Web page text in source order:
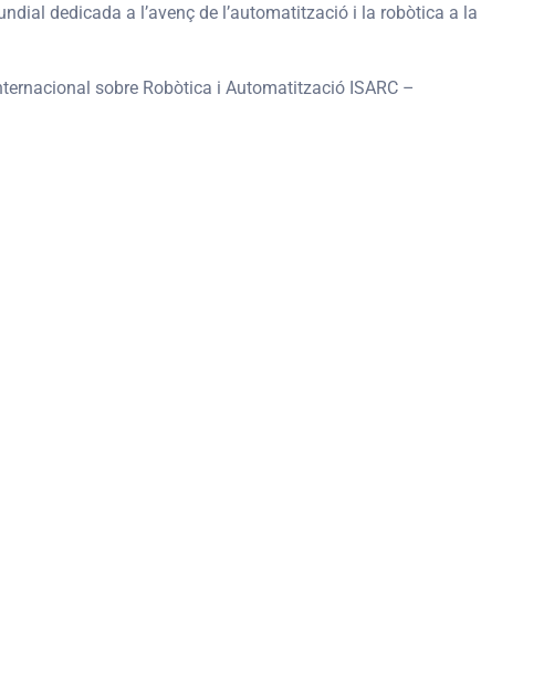
dedicada a l’avenç de l’automatització i la robòtica a la
sobre Robòtica i Automatització ISARC –